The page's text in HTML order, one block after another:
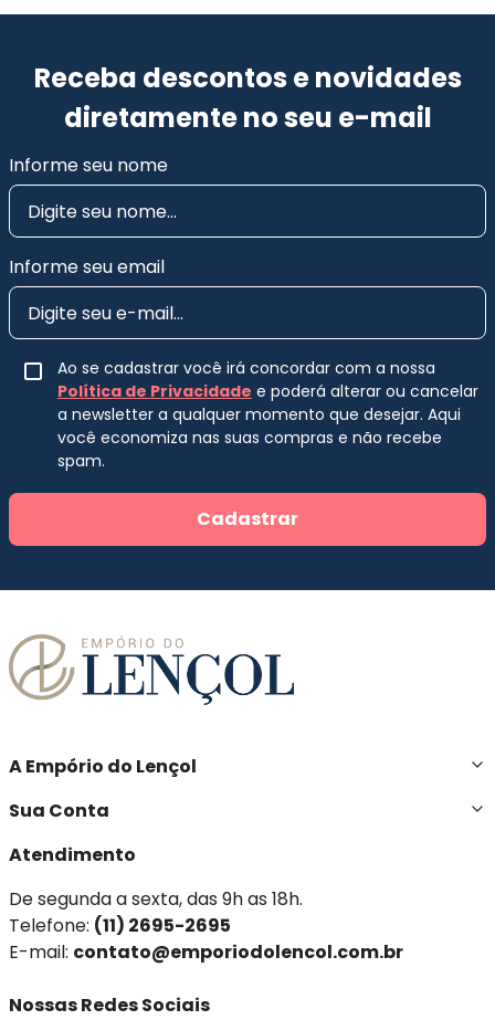
Receba descontos e novidades
diretamente no seu e-mail
Informe seu nome
Informe seu email
Ao se cadastrar você irá concordar com a nossa
Política de Privacidade e poderá alterar ou cancelar
a newsletter a qualquer momento que desejar. Aqui
você economiza nas suas compras e não recebe
spam.
Cadastrar
A Empório do Lençol
Sua Conta
Atendimento
De segunda a sexta, das 9h as 18h.
Telefone: (11) 2695-2695
E-mail: contato@emporiodolencol.com.br
Nossas Redes Sociais